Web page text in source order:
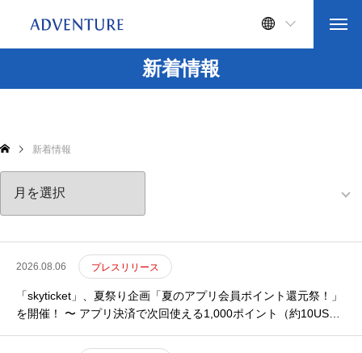
新着情報
新着情報
2026.08.06 プレスリリース
「skyticket」、夏祭り企画「夏のアプリ会員ポイント還元祭！」
を開催！ 〜 アプリ決済で次回使える1,000ポイント（約10USD